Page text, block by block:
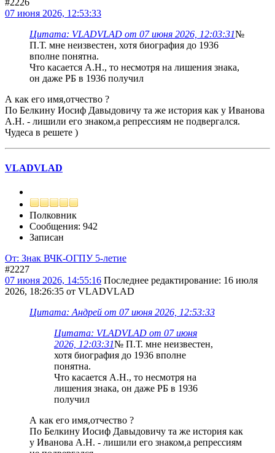
#2226
07 июня 2026, 12:53:33
Цитата: VLADVLAD от 07 июня 2026, 12:03:31№
П.Т. мне неизвестен, хотя биография до 1936
вполне понятна.
Что касается А.Н., то несмотря на лишения знака,
он даже РБ в 1936 получил
А как его имя,отчество ?
По Белкину Иосиф Давыдовичу та же история как у Иванова
А.Н. - лишили его знаком,а репрессиям не подвергался.
Чудеса в решете )
VLADVLAD
Полковник
Сообщения: 942
Записан
От: Знак ВЧК-ОГПУ 5-летие
#2227
07 июня 2026, 14:55:16 Последнее редактирование: 16 июля
2026, 18:26:35 от VLADVLAD
Цитата: Андрей от 07 июня 2026, 12:53:33
Цитата: VLADVLAD от 07 июня
2026, 12:03:31№ П.Т. мне неизвестен,
хотя биография до 1936 вполне
понятна.
Что касается А.Н., то несмотря на
лишения знака, он даже РБ в 1936
получил
А как его имя,отчество ?
По Белкину Иосиф Давыдовичу та же история как
у Иванова А.Н. - лишили его знаком,а репрессиям